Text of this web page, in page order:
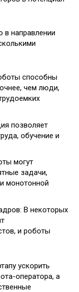
в направлении
способны
чем люди,
позволяет
обучение и
могут
задачи,
монотонной
В некоторых
и роботы
ускорить
оператора, а